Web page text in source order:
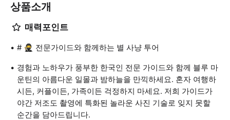
상품소개
매력포인트
# 🥷 전문가이드와 함께하는 별 사냥 투어
경험과 노하우가 풍부한 한국인 전문 가이드와 함께 블루 마
운틴의 아름다운 일몰과 밤하늘을 만끽하세요. 혼자 여행하
시든, 커플이든, 가족이든 걱정하지 마세요. 저희 가이드가
야간 저조도 촬영에 특화된 놀라운 사진 기술로 잊지 못할
순간을 담아드립니다.